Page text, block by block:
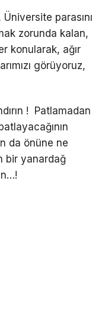
parasını
zorunda kalan,
konularak, ağır
görüyoruz,
! Patlamadan
da önüne ne
bir yanardağ